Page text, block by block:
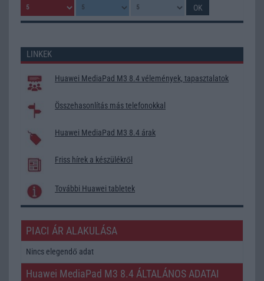
LINKEK
Huawei MediaPad M3 8.4 vélemények, tapasztalatok
Összehasonlítás más telefonokkal
Huawei MediaPad M3 8.4 árak
Friss hírek a készülékről
További Huawei tabletek
PIACI ÁR ALAKULÁSA
Nincs elegendő adat
Huawei MediaPad M3 8.4 ÁLTALÁNOS ADATAI